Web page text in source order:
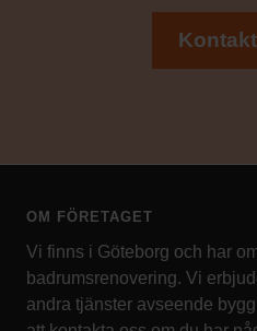
OM FÖRETAGET
Vi finns i Göteborg och har
badrumsrenovering. Vi
andra tjänster avseende